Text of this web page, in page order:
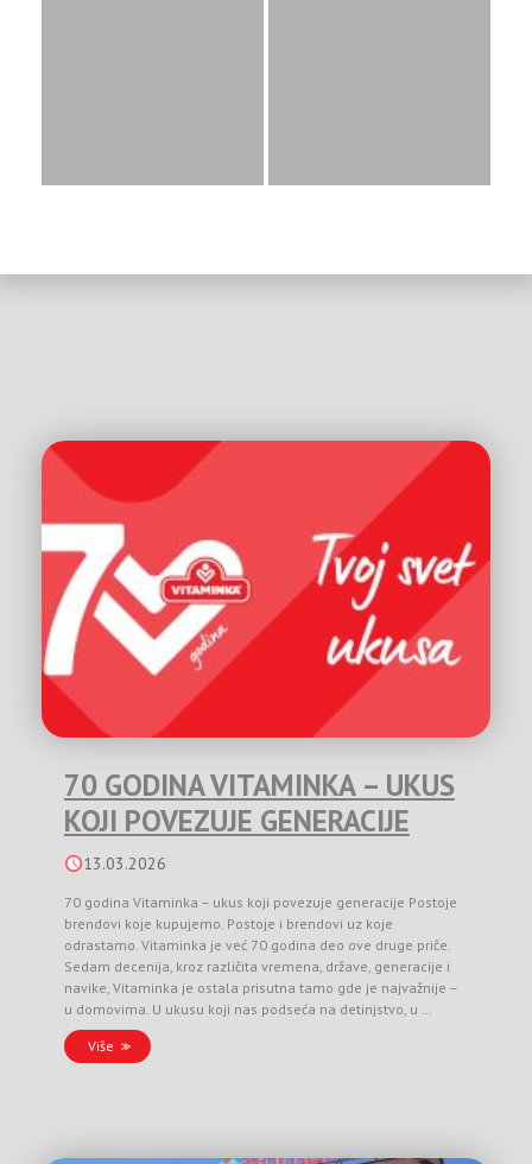
70 GODINA VITAMINKA – UKUS
KOJI POVEZUJE GENERACIJE
13.03.2026
70 godina Vitaminka – ukus koji povezuje generacije Postoje
brendovi koje kupujemo. Postoje i brendovi uz koje
odrastamo. Vitaminka je već 70 godina deo ove druge priče.
Sedam decenija, kroz različita vremena, države, generacije i
navike, Vitaminka je ostala prisutna tamo gde je najvažnije –
u domovima. U ukusu koji nas podseća na detinjstvo, u …
Više